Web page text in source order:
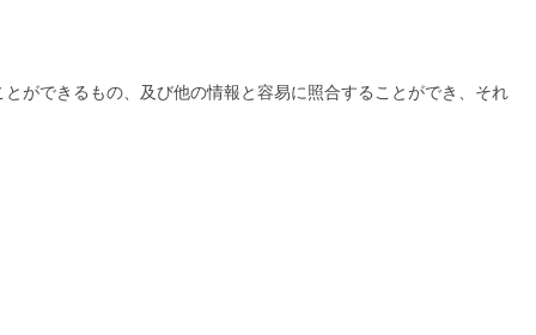
ができるもの、及び他の情報と容易に照合することができ、それ